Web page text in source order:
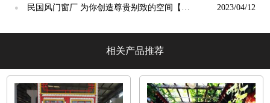
光】
●
民国风门窗厂 为你创造尊贵别致的空间【冠
2023/04/12
相关产品推荐